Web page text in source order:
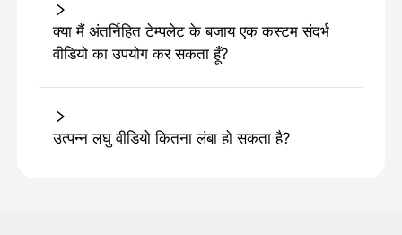
क्या मैं अंतर्निहित टेम्पलेट के बजाय एक कस्टम संदर्भ
वीडियो का उपयोग कर सकता हूँ?
उत्पन्न लघु वीडियो कितना लंबा हो सकता है?